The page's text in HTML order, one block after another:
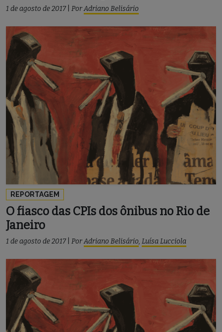
1 de agosto de 2017 PorAdriano Belisário
REPORTAGEM
O fiasco das CPIs dos ônibus no Rio de
Janeiro
1 de agosto de 2017 PorAdriano Belisário, Luísa Lucciola